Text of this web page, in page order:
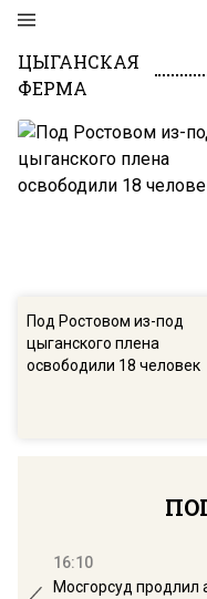
ЦЫГАНСКАЯ
ФЕРМА
Под Ростовом из-под
цыганского плена
освободили 18 человек
16:10
Мосгорсуд продлил